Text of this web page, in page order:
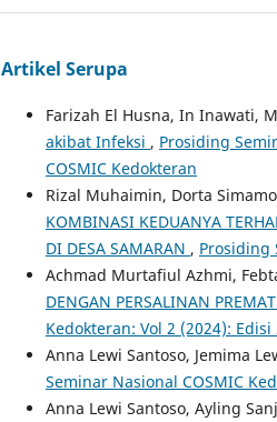
Artikel Serupa
Farizah El Husna, In Inawati,
akibat Infeksi , Prosiding
COSMIC Kedokteran
Rizal Muhaimin, Dorta
KOMBINASI KEDUANYA
DI DESA SAMARAN , Prosiding
Achmad Murtafiul Azhmi,
DENGAN PERSALINAN
Kedokteran: Vol 2 (2024): Edisi
Anna Lewi Santoso, Jemima
Seminar Nasional COSMIC
Anna Lewi Santoso, Ayling